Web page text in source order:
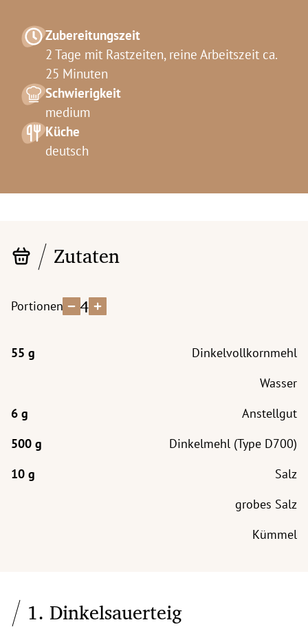
Zubereitungszeit
2 Tage mit Rastzeiten, reine Arbeitszeit ca.
25 Minuten
Schwierigkeit
medium
Küche
deutsch
Zutaten
Portionen 4
Dinkelvollkornmehl
Wasser
Anstellgut
Dinkelmehl (Type D700)
Salz
grobes Salz
Kümmel
1. Dinkelsauerteig